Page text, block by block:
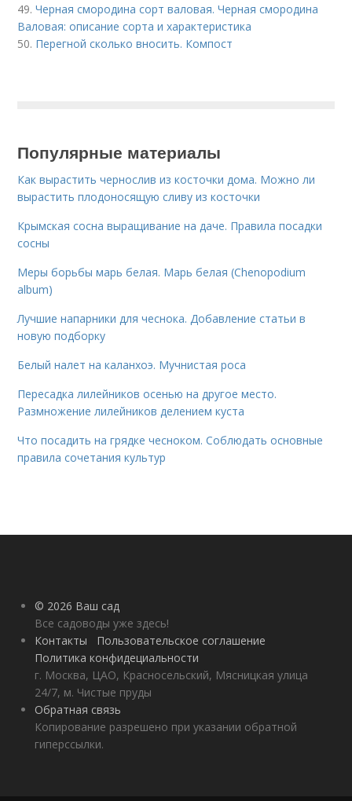
49.Черная смородина сорт валовая. Черная смородина
Валовая: описание сорта и характеристика
50. Перегной сколько вносить. Компост
Популярные материалы
Как вырастить чернослив из косточки дома. Можно ли
вырастить плодоносящую сливу из косточки
Крымская сосна выращивание на даче. Правила посадки
сосны
Меры борьбы марь белая. Марь белая (Chenopodium
album)
Лучшие напарники для чеснока. Добавление статьи в
новую подборку
Белый налет на каланхоэ. Мучнистая роса
Пересадка лилейников осенью на другое место.
Размножение лилейников делением куста
Что посадить на грядке чесноком. Соблюдать основные
правила сочетания культур
© 2026 Ваш сад
Все садоводы уже здесь!
Контакты
Пользовательское соглашение
Политика конфидециальности
г. Москва, ЦАО, Красносельский, Мясницкая улица
24/7, м. Чистые пруды
Обратная связь
Копирование разрешено при указании обратной
гиперссылки.